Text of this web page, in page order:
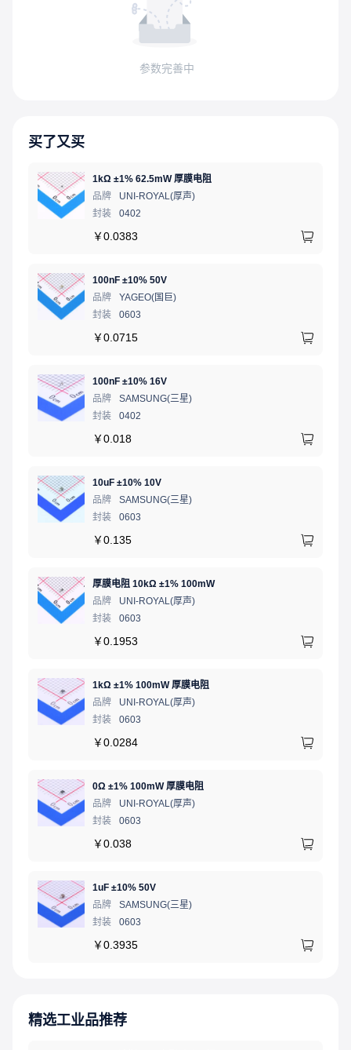
参数完善中
买了又买
1kΩ ±1% 62.5mW 厚膜电阻
品牌
UNI-ROYAL(厚声)
封装
0402
￥0.0383
100nF ±10% 50V
品牌
YAGEO(国巨)
封装
0603
￥0.0715
100nF ±10% 16V
品牌
SAMSUNG(三星)
封装
0402
￥0.018
10uF ±10% 10V
品牌
SAMSUNG(三星)
封装
0603
￥0.135
厚膜电阻 10kΩ ±1% 100mW
品牌
UNI-ROYAL(厚声)
封装
0603
￥0.1953
1kΩ ±1% 100mW 厚膜电阻
品牌
UNI-ROYAL(厚声)
封装
0603
￥0.0284
0Ω ±1% 100mW 厚膜电阻
品牌
UNI-ROYAL(厚声)
封装
0603
￥0.038
1uF ±10% 50V
品牌
SAMSUNG(三星)
封装
0603
￥0.3935
精选工业品推荐